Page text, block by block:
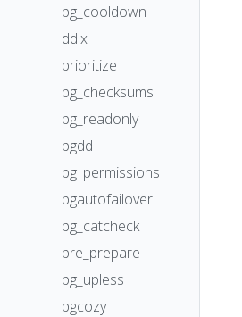
pg_cooldown
ddlx
prioritize
pg_checksums
pg_readonly
pgdd
pg_permissions
pgautofailover
pg_catcheck
pre_prepare
pg_upless
pgcozy